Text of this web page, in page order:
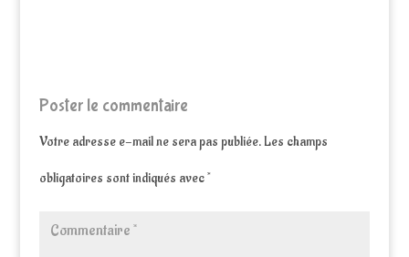
Poster le commentaire
Votre adresse e-mail ne sera pas publiée.Les champs
obligatoires sont indiqués avec*